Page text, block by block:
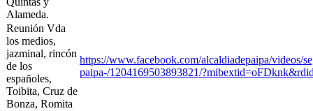
Alameda.
Reunión Vda
los medios,
jazminal, rincón
de los
españoles,
Toibita, Cruz de
Bonza, Romita
https://www.facebook.com/alcaldiadepaipa/videos/
paipa-/1204169503893821/